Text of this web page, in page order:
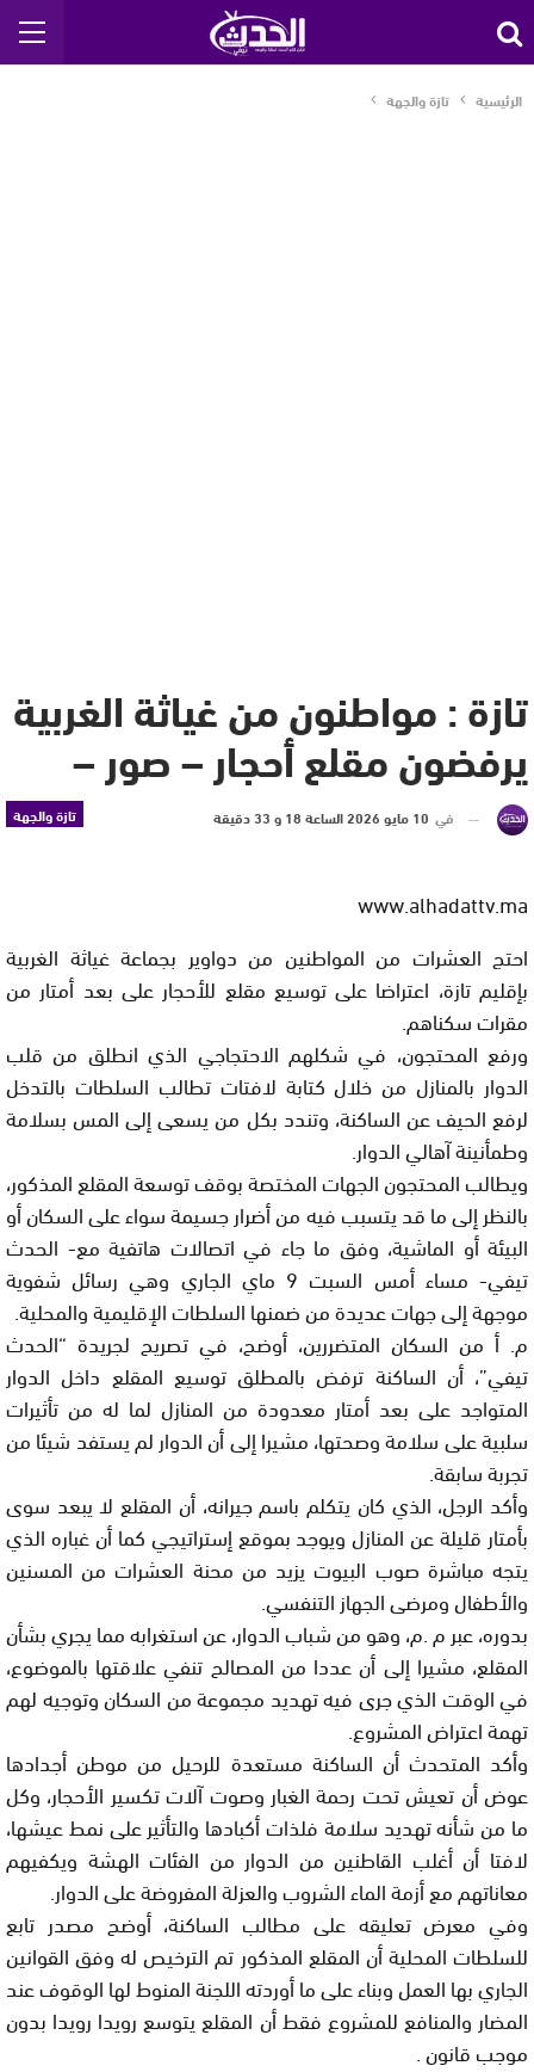
الرئيسية تازة والجهة
تازة : مواطنون من غياثة الغربية
يرفضون مقلع أحجار – صور –
تازة والجهة في 10 مايو 2026 الساعة 18 و 33 دقيقة
www.alhadattv.ma
احتج العشرات من المواطنين من دواوير بجماعة غياثة الغربية
بإقليم تازة، اعتراضا على توسيع مقلع للأحجار على بعد أمتار من
مقرات سكناهم.
ورفع المحتجون، في شكلهم الاحتجاجي الذي انطلق من قلب
الدوار بالمنازل من خلال كتابة لافتات تطالب السلطات بالتدخل
لرفع الحيف عن الساكنة، وتندد بكل من يسعى إلى المس بسلامة
وطمأنينة آهالي الدوار.
ويطالب المحتجون الجهات المختصة بوقف توسعة المقلع المذكور،
بالنظر إلى ما قد يتسبب فيه من أضرار جسيمة سواء على السكان أو
البيئة أو الماشية، وفق ما جاء في اتصالات هاتفية مع- الحدث
تيفي- مساء أمس السبت 9 ماي الجاري وهي رسائل شفوية
موجهة إلى جهات عديدة من ضمنها السلطات الإقليمية والمحلية.
م. أ من السكان المتضررين، أوضح، في تصريح لجريدة “الحدث
تيفي”، أن الساكنة ترفض بالمطلق توسيع المقلع داخل الدوار
المتواجد على بعد أمتار معدودة من المنازل لما له من تأثيرات
سلبية على سلامة وصحتها، مشيرا إلى أن الدوار لم يستفد شيئا من
تجربة سابقة.
وأكد الرجل، الذي كان يتكلم باسم جيرانه، أن المقلع لا يبعد سوى
بأمتار قليلة عن المنازل ويوجد بموقع إستراتيجي كما أن غباره الذي
يتجه مباشرة صوب البيوت يزيد من محنة العشرات من المسنين
والأطفال ومرضى الجهاز التنفسي.
بدوره، عبر م .م، وهو من شباب الدوار، عن استغرابه مما يجري بشأن
المقلع، مشيرا إلى أن عددا من المصالح تنفي علاقتها بالموضوع،
في الوقت الذي جرى فيه تهديد مجموعة من السكان وتوجيه لهم
تهمة اعتراض المشروع.
وأكد المتحدث أن الساكنة مستعدة للرحيل من موطن أجدادها
عوض أن تعيش تحت رحمة الغبار وصوت آلات تكسير الأحجار، وكل
ما من شأنه تهديد سلامة فلذات أكبادها والتأثير على نمط عيشها،
لافتا أن أغلب القاطنين من الدوار من الفئات الهشة ويكفيهم
معاناتهم مع أزمة الماء الشروب والعزلة المفروضة على الدوار.
وفي معرض تعليقه على مطالب الساكنة، أوضح مصدر تابع
للسلطات المحلية أن المقلع المذكور تم الترخيص له وفق القوانين
الجاري بها العمل وبناء على ما أوردته اللجنة المنوط لها الوقوف عند
المضار والمنافع للمشروع فقط أن المقلع يتوسع رويدا رويدا بدون
موجب قانون .